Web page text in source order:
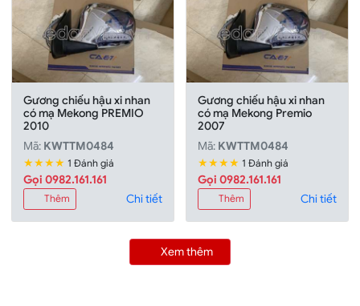
Gương chiếu hậu xi nhan
có mạ Mekong PREMIO
2010
Mã: KWTTM0484
★★★★ 1 Đánh giá
Gọi 0982.161.161
Thêm Chi tiết
Gương chiếu hậu xi nhan
có mạ Mekong Premio
2007
Mã: KWTTM0484
★★★★ 1 Đánh giá
Gọi 0982.161.161
Thêm Chi tiết
Xem thêm